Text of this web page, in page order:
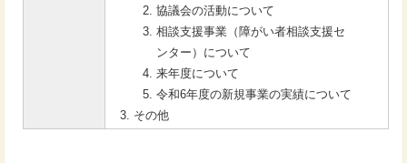
協議会の活動について
相談支援事業（障がい者相談支援セ
ンター）について
来年度について
令和6年度の新規事業の実績について
その他